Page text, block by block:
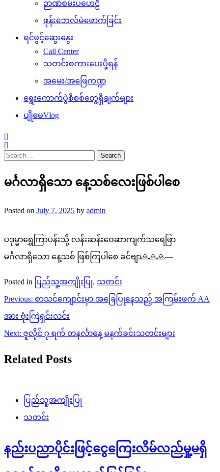
ဉာဏ်စမ်းပဟေဠိ
ဖုန်းဘေလ်မဲဖောက်ခြင်း
ရင်ဖွင့်ဆွေးနွေး
Call Center
သတင်းစကားပေးပို့ရန်
အမေး/အဖြေကဏ္ဍ
ရွေးကောက်ပွဲစိစစ်တွေ့ရှိချက်များ
ပျိုမေVlog
Search
for:
မင်္ဂလာရှိသော နေ့သစ်လေးဖြစ်ပါစေ
Posted on July 7, 2025 by admin
ပဒုမ္မာရွှေကြာပန်းသို့ လန်းဆန်းဝေဆာကျက်သရေဖြာ
မင်္ဂလာရှိသော နေ့သစ် ဖြစ်ကြပါစေ‌ ခင်ဗျာ🙏🙏🙏—
Posted in ပြည်သူ့အကျိုးပြု, သတင်း
Post
navigation
Previous: စာသင်ကျောင်းမှာ အခြေပြုနေသည့် အကြမ်းဖက် AA
အား ဗုံးကြဲရှင်းလင်း
Next: ဇူလိုင် ၇ ရက် တနင်္လာနေ့ မနက်ခင်းသတင်းများ
Related Posts
ပြည်သူ့အကျိုးပြု
သတင်း
နည်းပညာပိုင်းဖြင့်ငွေကြေးလိမ်လည်မှု့မရှိ